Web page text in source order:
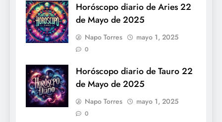
Horóscopo diario de Aries 22
de Mayo de 2025
Napo Torres mayo 1, 2025
0
Horóscopo diario de Tauro 22
de Mayo de 2025
Napo Torres mayo 1, 2025
0